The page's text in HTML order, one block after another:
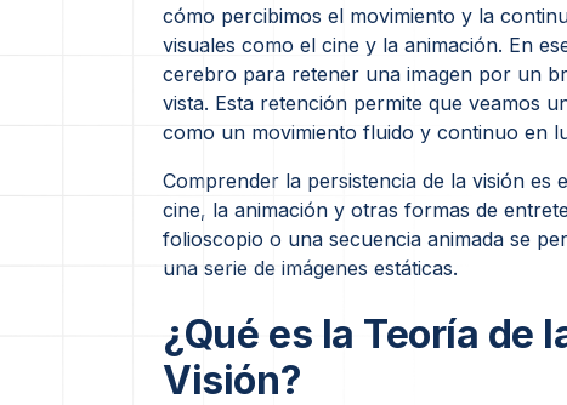
cómo percibimos el movimiento y la
visuales como el cine y la animación. En
cerebro para retener una imagen por un
vista. Esta retención permite que veamos
como un movimiento fluido y continuo en
Comprender la persistencia de la visión
cine, la animación y otras formas de
folioscopio o una secuencia animada se
una serie de imágenes estáticas.
¿Qué es la Teoría de
Visión?